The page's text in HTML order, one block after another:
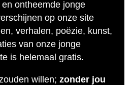
ontheemde jonge
op onze site
verhalen, poëzie, kunst,
van onze jonge
is helemaal gratis.
willen; zonder jou